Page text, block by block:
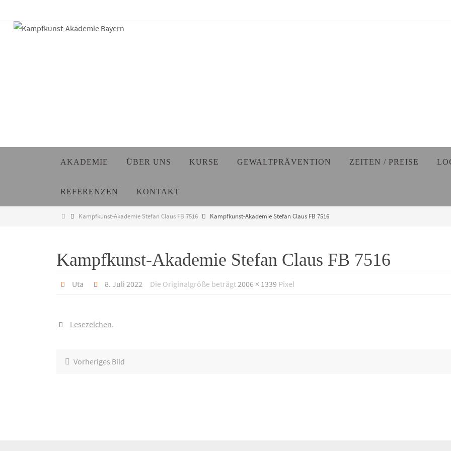
Inhalt
AKADEMIE ÜBER UNS KURSE GEWALTPRÄVENTION ZEITEN / PREISE
REFERENZEN KONTAKT
StartKampfkunst-Akademie Stefan Claus FB 7516 Kampfkunst-Akademie Stefan Claus FB 7516
Kampfkunst-Akademie Stefan Claus FB 7516
Uta 8. Juli 2022 Die Originalgröße beträgt2006 × 1339 Pixel
Lesezeichen.
Vorheriges Bild